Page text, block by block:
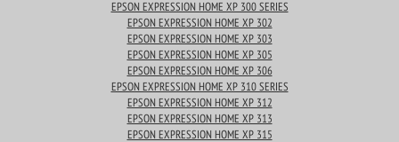
EPSON EXPRESSION HOME XP 300 SERIES
EPSON EXPRESSION HOME XP 302
EPSON EXPRESSION HOME XP 303
EPSON EXPRESSION HOME XP 305
EPSON EXPRESSION HOME XP 306
EPSON EXPRESSION HOME XP 310 SERIES
EPSON EXPRESSION HOME XP 312
EPSON EXPRESSION HOME XP 313
EPSON EXPRESSION HOME XP 315